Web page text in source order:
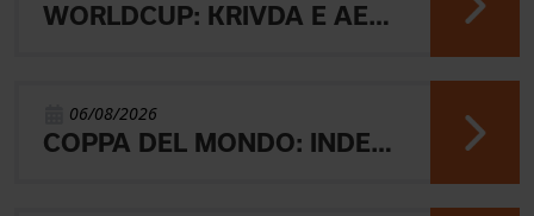
WORLDCUP: KRIVDA E AEBERSOLD VINCONO LA MIDDLE
06/08/2026
COPPA DEL MONDO: INDERST 45° VINCONO AEBERSOLD E SVENSK